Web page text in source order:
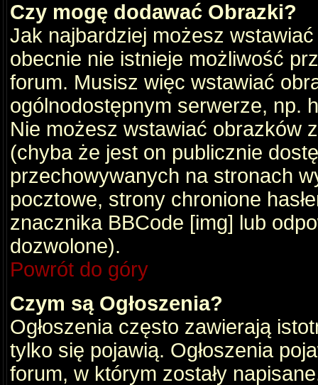
Czy mogę dodawać Obrazki?
Jak najbardziej możesz
obecnie nie istnieje możliwość
forum. Musisz więc wstawiać
ogólnodostępnym serwerze, np.
Nie możesz wstawiać obrazków
(chyba że jest on publicznie
przechowywanych na stronach
pocztowe, strony chronione
znacznika BBCode [img] lub
dozwolone).
Powrót do góry
Czym są Ogłoszenia?
Ogłoszenia często zawierają
tylko się pojawią. Ogłoszenia
forum, w którym zostały